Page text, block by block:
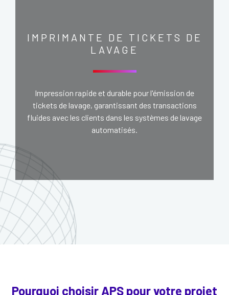
IMPRIMANTE DE TICKETS DE
LAVAGE
Impression rapide et durable pour l'émission de
tickets de lavage, garantissant des transactions
fluides avec les clients dans les systèmes de lavage
automatisés.
Pourquoi choisir APS pour votre projet